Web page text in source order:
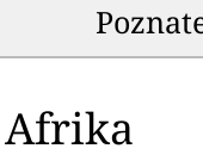
Afrika